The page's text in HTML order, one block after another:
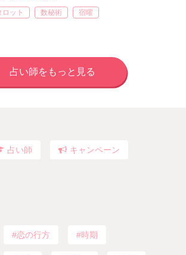
ロット 数秘術 宿曜
占い師をもっと見る
占い師 キャンペーン
恋の行方 時期